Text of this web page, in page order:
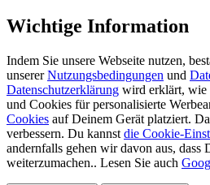
Wichtige Information
Indem Sie unsere Webseite nutzen,
unsererNutzungsbedingungen und
Datenschutzerklärung wird erklärt, wie
und Cookies für personalisierte
Cookies auf Deinem Gerät platziert.
verbessern. Du kannst die Cookie-
andernfalls gehen wir davon aus, dass
weiterzumachen.. Lesen Sie auch